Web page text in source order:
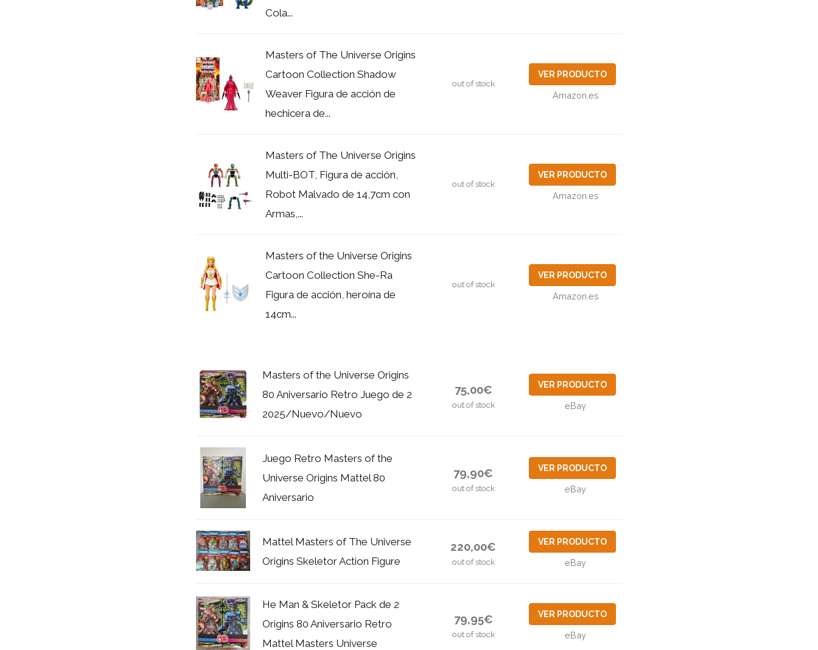
Cola...
Masters of The Universe Origins
Cartoon Collection Shadow
Weaver Figura de acción de
hechicera de...
out of stock
VER PRODUCTO
Amazon.es
Masters of The Universe Origins
Multi-BOT, Figura de acción,
Robot Malvado de 14,7cm con
Armas,...
out of stock
VER PRODUCTO
Amazon.es
Masters of the Universe Origins
Cartoon Collection She-Ra
Figura de acción, heroína de
14cm...
out of stock
VER PRODUCTO
Amazon.es
Masters of the Universe Origins
80 Aniversario Retro Juego de 2
2025/Nuevo/Nuevo
75,00€
out of stock
VER PRODUCTO
eBay
Juego Retro Masters of the
Universe Origins Mattel 80
Aniversario
79,90€
out of stock
VER PRODUCTO
eBay
Mattel Masters of The Universe
Origins Skeletor Action Figure
220,00€
out of stock
VER PRODUCTO
eBay
He Man & Skeletor Pack de 2
Origins 80 Aniversario Retro
Mattel Masters Universe
79,95€
out of stock
VER PRODUCTO
eBay